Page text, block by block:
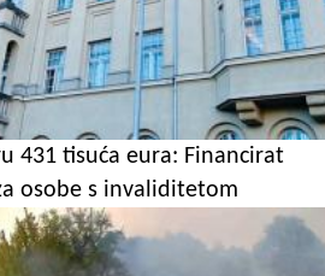
431 tisuća eura: Financirat
osobe s invaliditetom